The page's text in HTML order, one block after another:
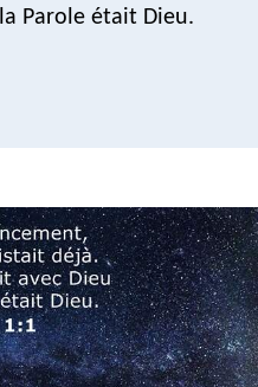
Parole était Dieu.